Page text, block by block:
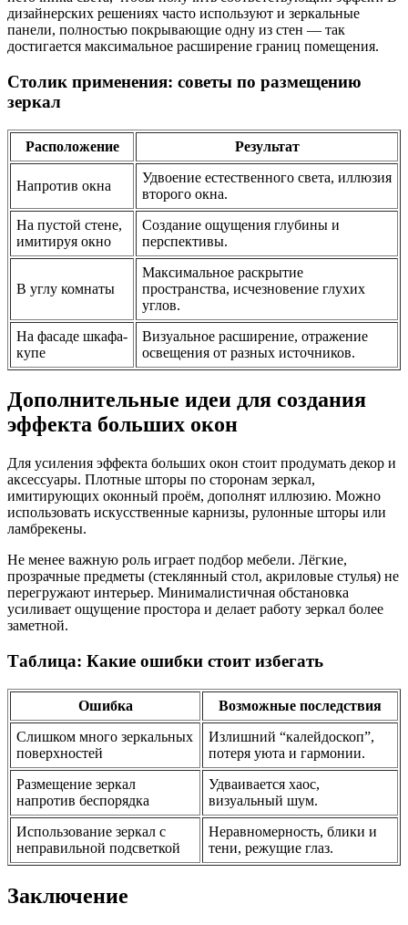
дизайнерских решениях часто используют и зеркальные
панели, полностью покрывающие одну из стен — так
достигается максимальное расширение границ помещения.
Столик применения: советы по размещению
зеркал
Расположение Результат
Напротив окна
Удвоение естественного света, иллюзия
второго окна.
На пустой стене,
имитируя окно
Создание ощущения глубины и
перспективы.
В углу комнаты
Максимальное раскрытие
пространства, исчезновение глухих
углов.
На фасаде шкафа-
купе
Визуальное расширение, отражение
освещения от разных источников.
Дополнительные идеи для создания
эффекта больших окон
Для усиления эффекта больших окон стоит продумать декор и
аксессуары. Плотные шторы по сторонам зеркал,
имитирующих оконный проём, дополнят иллюзию. Можно
использовать искусственные карнизы, рулонные шторы или
ламбрекены.
Не менее важную роль играет подбор мебели. Лёгкие,
прозрачные предметы (стеклянный стол, акриловые стулья) не
перегружают интерьер. Минималистичная обстановка
усиливает ощущение простора и делает работу зеркал более
заметной.
Таблица: Какие ошибки стоит избегать
Ошибка
Возможные последствия
Слишком много зеркальных
поверхностей
Излишний “калейдоскоп”,
потеря уюта и гармонии.
Размещение зеркал
напротив беспорядка
Удваивается хаос,
визуальный шум.
Использование зеркал с
неправильной подсветкой
Неравномерность, блики и
тени, режущие глаз.
Заключение